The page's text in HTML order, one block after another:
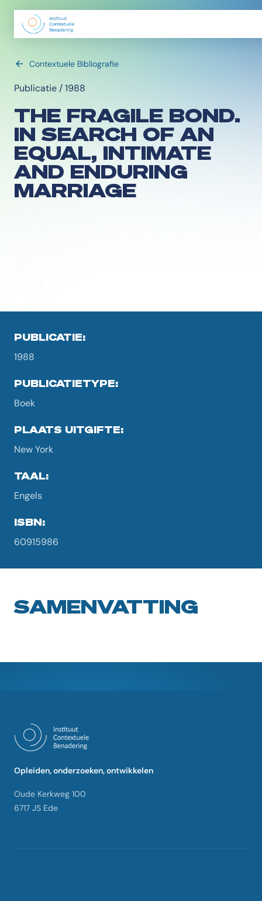
Contextuele Bibliografie
Publicatie / 1988
THE FRAGILE BOND.
IN SEARCH OF AN
EQUAL, INTIMATE
AND ENDURING
MARRIAGE
PUBLICATIE:
1988
PUBLICATIETYPE:
Boek
PLAATS UITGIFTE:
New York
TAAL:
Engels
ISBN:
60915986
SAMENVATTING
Opleiden, onderzoeken, ontwikkelen
Oude Kerkweg 100
6717 JS Ede